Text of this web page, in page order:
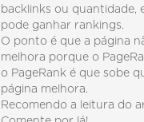
backlinks ou quantidade,
pode ganhar rankings.
O ponto é que a página
melhora porque o
o PageRank é que sobe
página melhora.
Recomendo a leitura do